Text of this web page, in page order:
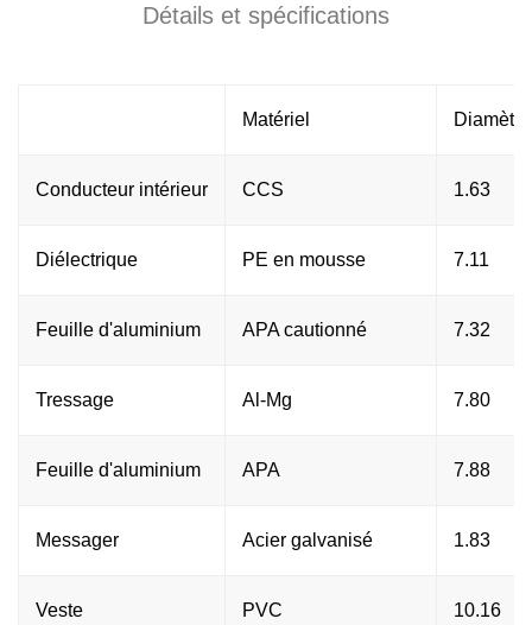
Détails et spécifications
Matériel
Conducteur intérieur CCS 1.63
Diélectrique PE en mousse 7.11
Feuille d'aluminium APA cautionné 7.32
Tressage Al-Mg 7.80
Feuille d'aluminium APA 7.88
Messager Acier galvanisé 1.83
Veste PVC 10.16